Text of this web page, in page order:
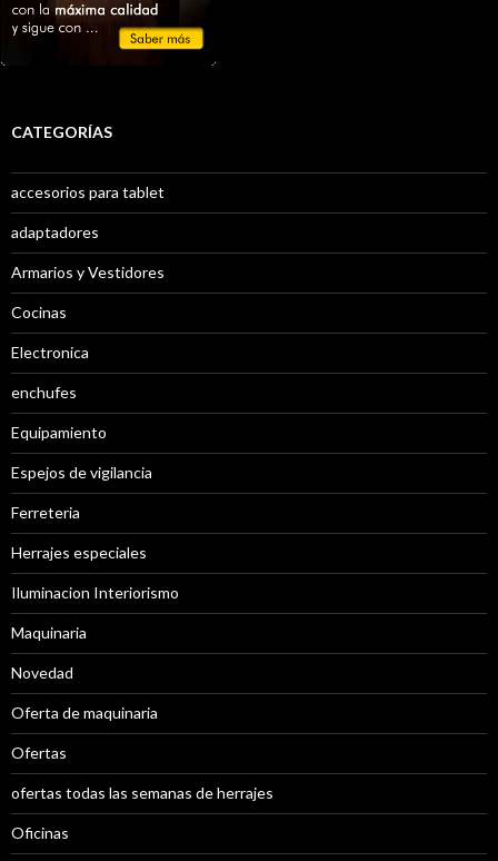
CATEGORÍAS
accesorios para tablet
adaptadores
Armarios y Vestidores
Cocinas
Electronica
enchufes
Equipamiento
Espejos de vigilancia
Ferreteria
Herrajes especiales
Iluminacion Interiorismo
Maquinaria
Novedad
Oferta de maquinaria
Ofertas
ofertas todas las semanas de herrajes
Oficinas